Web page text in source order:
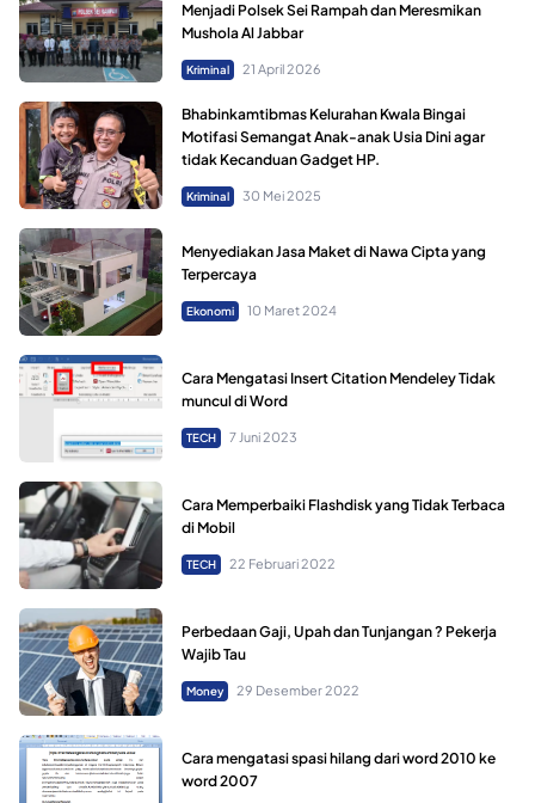
Menjadi Polsek Sei Rampah dan Meresmikan
Mushola Al Jabbar
Kriminal 21 April 2026
Bhabinkamtibmas Kelurahan Kwala Bingai
Motifasi Semangat Anak-anak Usia Dini agar
tidak Kecanduan Gadget HP.
Kriminal 30 Mei 2025
Menyediakan Jasa Maket di Nawa Cipta yang
Terpercaya
Ekonomi 10 Maret 2024
Cara Mengatasi Insert Citation Mendeley Tidak
muncul di Word
TECH 7 Juni 2023
Cara Memperbaiki Flashdisk yang Tidak Terbaca
di Mobil
TECH 22 Februari 2022
Perbedaan Gaji, Upah dan Tunjangan ? Pekerja
Wajib Tau
Money 29 Desember 2022
Cara mengatasi spasi hilang dari word 2010 ke
word 2007